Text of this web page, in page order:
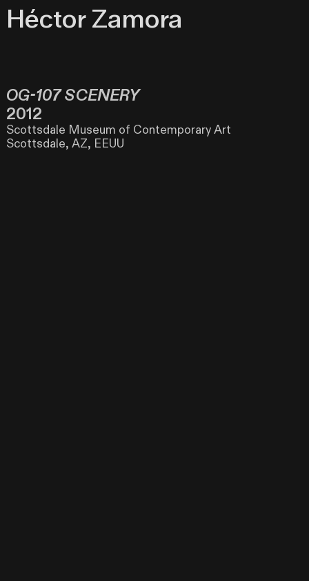
Héctor Zamora
OG-107 SCENERY
2012
Scottsdale Museum of Contemporary Art
Scottsdale, AZ, EEUU